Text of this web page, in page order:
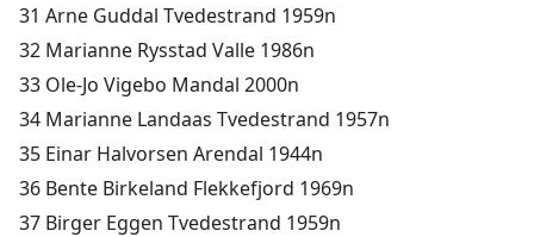
31 Arne Guddal Tvedestrand 1959n
32 Marianne Rysstad Valle 1986n
33 Ole-Jo Vigebo Mandal 2000n
34 Marianne Landaas Tvedestrand 1957n
35 Einar Halvorsen Arendal 1944n
36 Bente Birkeland Flekkefjord 1969n
37 Birger Eggen Tvedestrand 1959n